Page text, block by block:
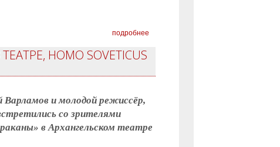
подробнее
HOMO SOVETICUS
и молодой режиссёр,
со зрителями
в Архангельском театре